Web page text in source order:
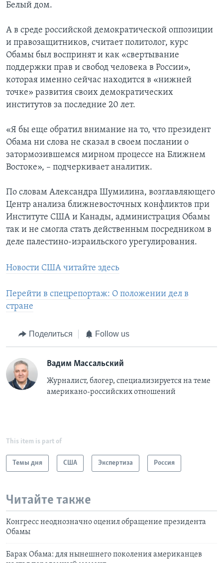
Белый дом.
А в среде российской демократической оппозиции
и правозащитников, считает политолог, курс
Обамы был воспринят и как «свертывание
поддержки прав и свобод человека в России»,
которая именно сейчас находится в «нижней
точке» развития своих демократических
институтов за последние 20 лет.
«Я бы еще обратил внимание на то, что президент
Обама ни слова не сказал в своем послании о
затормозившемся мирном процессе на Ближнем
Востоке», – подчеркивает аналитик.
По словам Александра Шумилина, возглавляющего
Центр анализа ближневосточных конфликтов при
Институте США и Канады, администрация Обамы
так и не смогла стать действенным посредником в
деле палестино-израильского урегулирования.
Новости США читайте здесь
Перейти в спецрепортаж: О положении дел в
стране
Поделиться Follow us
Вадим Массальский
Журналист, блогер, специализируется на теме
американо-российских отношений
This item is part of
Темы дня США Экспертиза Россия
Читайте также
Конгресс неоднозначно оценил обращение президента
Обамы
Барак Обама: для нынешнего поколения американцев